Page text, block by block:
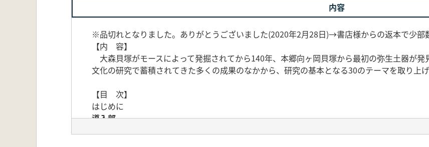
内容
※品切れとなりました。ありがとうございました(2020年2月28日)→書店様からの返本で少
【内 容】
大森貝塚がモースによって発掘されてから140年、本郷向ヶ岡貝塚から最初の弥生土器が
文化の研究で蓄積されてきた多くの成果のなかから、研究の基本となる30のテーマを取り上
【目 次】
はじめに
導入部